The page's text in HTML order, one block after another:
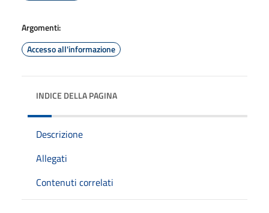
Argomenti:
Accesso all'informazione
INDICE DELLA PAGINA
Descrizione
Allegati
Contenuti correlati